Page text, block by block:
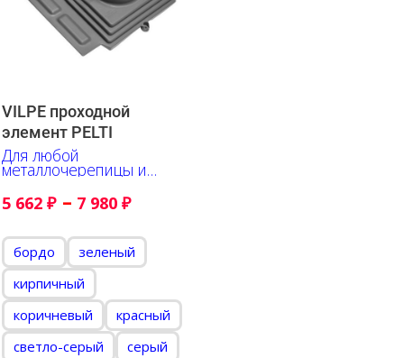
VILPE проходной
элемент PELTI
Для любой
металлочерепицы и
профнастила
5 662 ₽ – 7 980 ₽
бордо
зеленый
кирпичный
коричневый
красный
светло-серый
серый